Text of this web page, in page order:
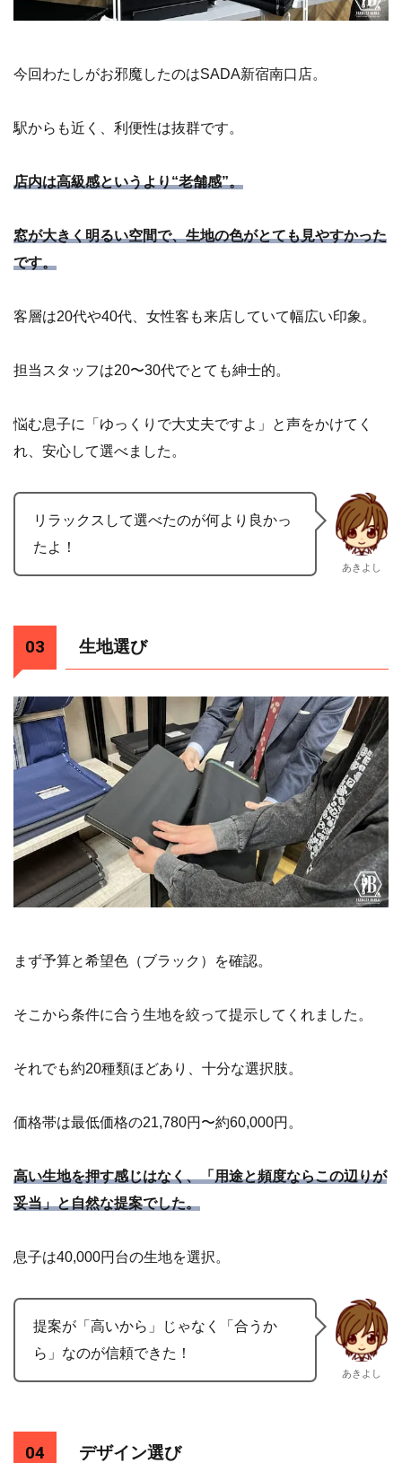
今回わたしがお邪魔したのはSADA新宿南口店。
駅からも近く、利便性は抜群です。
店内は高級感というより“老舗感”。
窓が大きく明るい空間で、生地の色がとても見やすかった
です。
客層は20代や40代、女性客も来店していて幅広い印象。
担当スタッフは20〜30代でとても紳士的。
悩む息子に「ゆっくりで大丈夫ですよ」と声をかけてく
れ、安心して選べました。
リラックスして選べたのが何より良かっ
たよ！
あきよし
生地選び
まず予算と希望色（ブラック）を確認。
そこから条件に合う生地を絞って提示してくれました。
それでも約20種類ほどあり、十分な選択肢。
価格帯は最低価格の21,780円〜約60,000円。
高い生地を押す感じはなく、「用途と頻度ならこの辺りが
妥当」と自然な提案でした。
息子は40,000円台の生地を選択。
提案が「高いから」じゃなく「合うか
ら」なのが信頼できた！
あきよし
デザイン選び